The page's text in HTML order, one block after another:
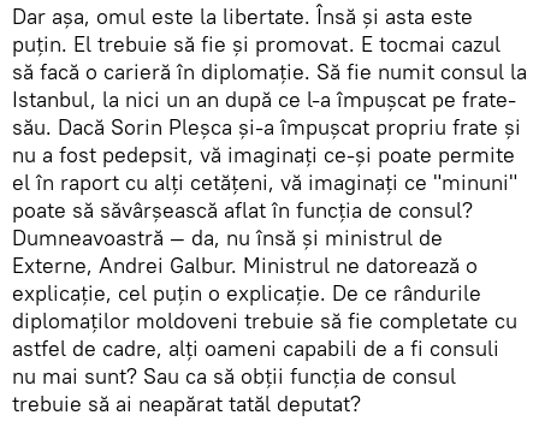
Dar așa, omul este la libertate. Însă și asta este
puțin. El trebuie să fie și promovat. E tocmai cazul
să facă o carieră în diplomație. Să fie numit consul la
Istanbul, la nici un an după ce l-a împușcat pe frate-
său. Dacă Sorin Pleșca și-a împușcat propriu frate și
nu a fost pedepsit, vă imaginați ce-și poate permite
el în raport cu alți cetățeni, vă imaginați ce "minuni"
poate să săvârșească aflat în funcția de consul?
Dumneavoastră — da, nu însă și ministrul de
Externe, Andrei Galbur. Ministrul ne datorează o
explicație, cel puțin o explicație. De ce rândurile
diplomaților moldoveni trebuie să fie completate cu
astfel de cadre, alți oameni capabili de a fi consuli
nu mai sunt? Sau ca să obții funcția de consul
trebuie să ai neapărat tatăl deputat?